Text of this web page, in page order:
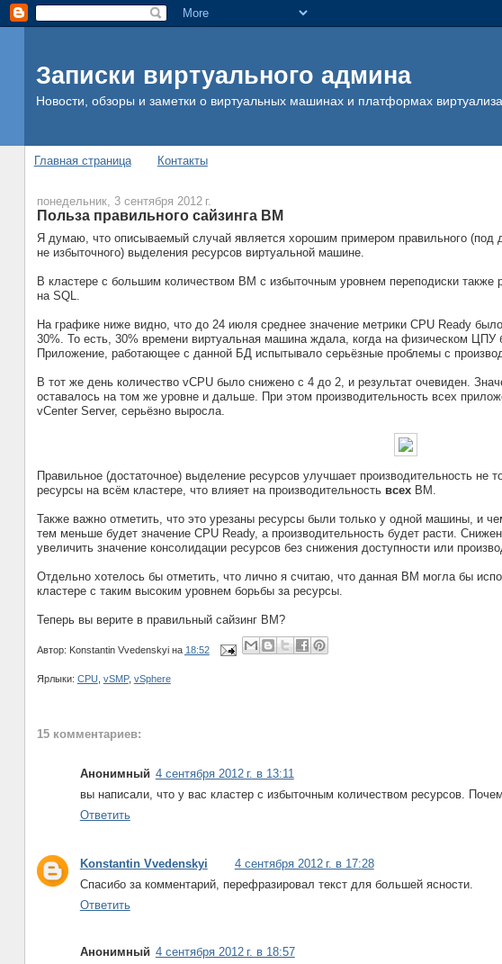
Записки виртуального админа
Новости, обзоры и заметки о виртуальных машинах и платформах
Главная страница Контакты
понедельник, 3 сентября 2012 г.
Польза правильного сайзинга ВМ
Я думаю, что описываемый случай является хорошим примером правильного (под
не избыточного) выделения ресурсов виртуальной машине.
В кластере с большим количеством ВМ с избыточным уровнем переподиски также
на SQL.
На графике ниже видно, что до 24 июля среднее значение метрики CPU Ready
30%. То есть, 30% времени виртуальная машина ждала, когда на физическом
Приложение, работающее с данной БД испытывало серьёзные проблемы с
В тот же день количество vCPU было снижено с 4 до 2, и результат очевиден.
оставалось на том же уровне и дальше. При этом производительность всех
vCenter Server, серьёзно выросла.
Правильное (достаточное) выделение ресурсов улучшает производительность не
ресурсы на всём кластере, что влияет на производительность всех ВМ.
Также важно отметить, что это урезаны ресурсы были только у одной машины, и
тем меньше будет значение CPU Ready, а производительность будет расти.
увеличить значение консолидации ресурсов без снижения доступности или
Отдельно хотелось бы отметить, что лично я считаю, что данная ВМ могла бы
кластере с таким высоким уровнем борьбы за ресурсы.
Теперь вы верите в правильный сайзинг ВМ?
Автор: Konstantin Vvedenskyi на 18:52
Ярлыки: CPU vSMP, vSphere
15 комментариев:
Анонимный 4 сентября 2012 г. в 13:11
вы написали, что у вас кластер с избыточным количеством ресурсов.
Ответить
Konstantin Vvedenskyi
4 сентября 2012 г. в 17:28
Спасибо за комментарий, перефразировал текст для большей ясности.
Ответить
Анонимный 4 сентября 2012 г. в 18:57